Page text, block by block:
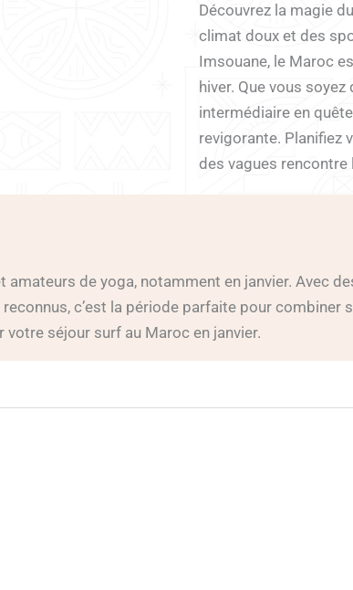
Découvrez la magie
climat doux et des
Imsouane, le Maroc
hiver. Que vous
intermédiaire en
revigorante. Planifiez
des vagues rencontre
de yoga, notamment en janvier. Avec
c’est la période parfaite pour combiner
séjour surf au Maroc en janvier.